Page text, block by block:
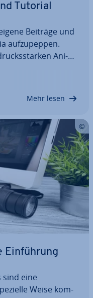
Tutorial
Beiträge und
auf­zu­pep­pen.
Ani­
Mehr lesen
Ein­füh­rung
sind eine
Weise kom­